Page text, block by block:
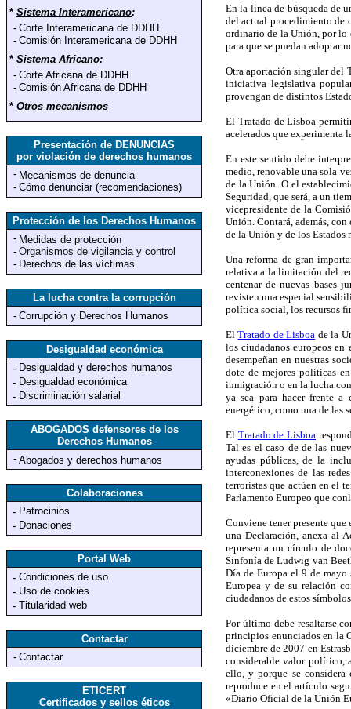
* Sistema Interamericano:
- Corte Interamericana de DDHH
- Comisión Interamericana de DDHH
* Sistema Africano:
- Corte Africana de DDHH
- Comisión Africana de DDHH
* Otros mecanismos
Presentación de DENUNCIAS
por violación de derechos humanos
- Mecanismos de denuncia
- Cómo denunciar (recomendaciones)
Protección de los Derechos Humanos
- Medidas de protección
- Organismos de vigilancia y control
- Derechos de las víctimas
La lucha contra la corrupción
- Corrupción y Derechos Humanos
Desigualdad económica
- Desigualdad y derechos humanos
- Desigualdad económica
- Discriminación salarial
ABOGADOS defensores de los
Derechos Humanos
- Abogados y derechos humanos
Colaboraciones
- Patrocinios
- Donaciones
Portal Web
- Condiciones de uso
- Uso de cookies
- Titularidad web
Contactar
- Contactar
ETICERT
Certificados y sellos éticos
En la línea de búsqueda de
del actual procedimiento de
ordinario de la Unión, por lo
para que se puedan adoptar
Otra aportación singular del
iniciativa legislativa
provengan de distintos
El Tratado de Lisboa
acelerados que
En este sentido debe
medio, renovable una sola
de la Unión. O el
Seguridad, que será, a un
vicepresidente de la
Unión. Contará, además,
de la Unión y de los Estados
Una reforma de gran
relativa a la limitación del
centenar de nuevas bases
revisten una especial
política social, los recursos
ElTratado de Lisboa de la
los ciudadanos europeos
desempeñan en nuestras
dote de mejores políticas
inmigración o en la lucha
ya sea para hacer frente a
energético, como una de las
El Tratado de Lisboa
Tal es el caso de de las
ayudas públicas, de la
interconexiones de las
terroristas que actúen en el
Parlamento Europeo que
Conviene tener presente
una Declaración, anexa al
representa un círculo de
Sinfonía de Ludwig van
Día de Europa el 9 de mayo
Europea y de su relación
ciudadanos de estos
Por último debe resaltarse
principios enunciados en la
diciembre de 2007 en
considerable valor político,
ello, y porque se
reproduce en el artículo
«Diario Oficial de la Unión